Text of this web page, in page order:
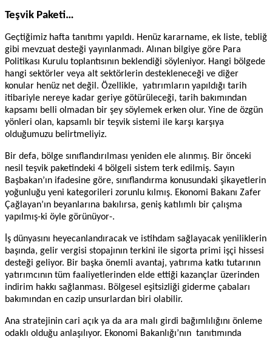
Teşvik Paketi…
Geçtiğimiz hafta tanıtımı yapıldı. Henüz kararname, ek liste, tebliğ
gibi mevzuat desteği yayınlanmadı. Alınan bilgiye göre Para
Politikası Kurulu toplantısının beklendiği söyleniyor. Hangi bölgede
hangi sektörler veya alt sektörlerin destekleneceği ve diğer
konular henüz net değil. Özellikle, yatırımların yapıldığı tarih
itibariyle nereye kadar geriye götürüleceği, tarih bakımından
kapsamı belli olmadan bir şey söylemek erken olur. Yine de özgün
yönleri olan, kapsamlı bir teşvik sistemi ile karşı karşıya
olduğumuzu belirtmeliyiz.
Bir defa, bölge sınıflandırılması yeniden ele alınmış. Bir önceki
nesil teşvik paketindeki 4 bölgeli sistem terk edilmiş. Sayın
Başbakan’ın ifadesine göre, sınıflandırma konusundaki şikayetlerin
yoğunluğu yeni kategorileri zorunlu kılmış. Ekonomi Bakanı Zafer
Çağlayan’ın beyanlarına bakılırsa, geniş katılımlı bir çalışma
yapılmış-ki öyle görünüyor-.
İş dünyasını heyecanlandıracak ve istihdam sağlayacak yeniliklerin
başında, gelir vergisi stopajının terkini ile sigorta primi işçi hissesi
desteği geliyor. Bir başka önemli avantaj, yatırıma katkı tutarının
yatırımcının tüm faaliyetlerinden elde ettiği kazançlar üzerinden
indirim hakkı sağlanması. Bölgesel eşitsizliği giderme çabaları
bakımından en cazip unsurlardan biri olabilir.
Ana stratejinin cari açık ya da ara malı girdi bağımlılığını önleme
odaklı olduğu anlaşılıyor. Ekonomi Bakanlığı’nın tanıtımında